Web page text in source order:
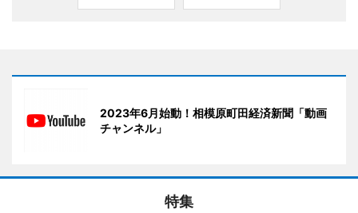
2023年6月始動！相模原町田経済新聞「動画
チャンネル」
特集